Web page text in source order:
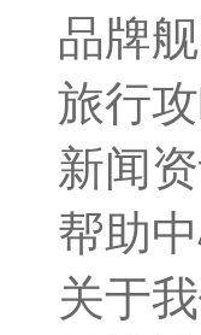
旅行小贴士
胜景名城
行程攻略
品牌
旅行
新闻
帮助
关于